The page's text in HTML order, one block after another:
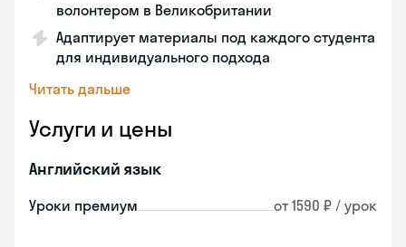
волонтером в Великобритании
Адаптирует материалы под каждого студента
для индивидуального подхода
Читать дальше
Услуги и цены
Английский язык
Уроки премиум от 1590 ₽ / урок